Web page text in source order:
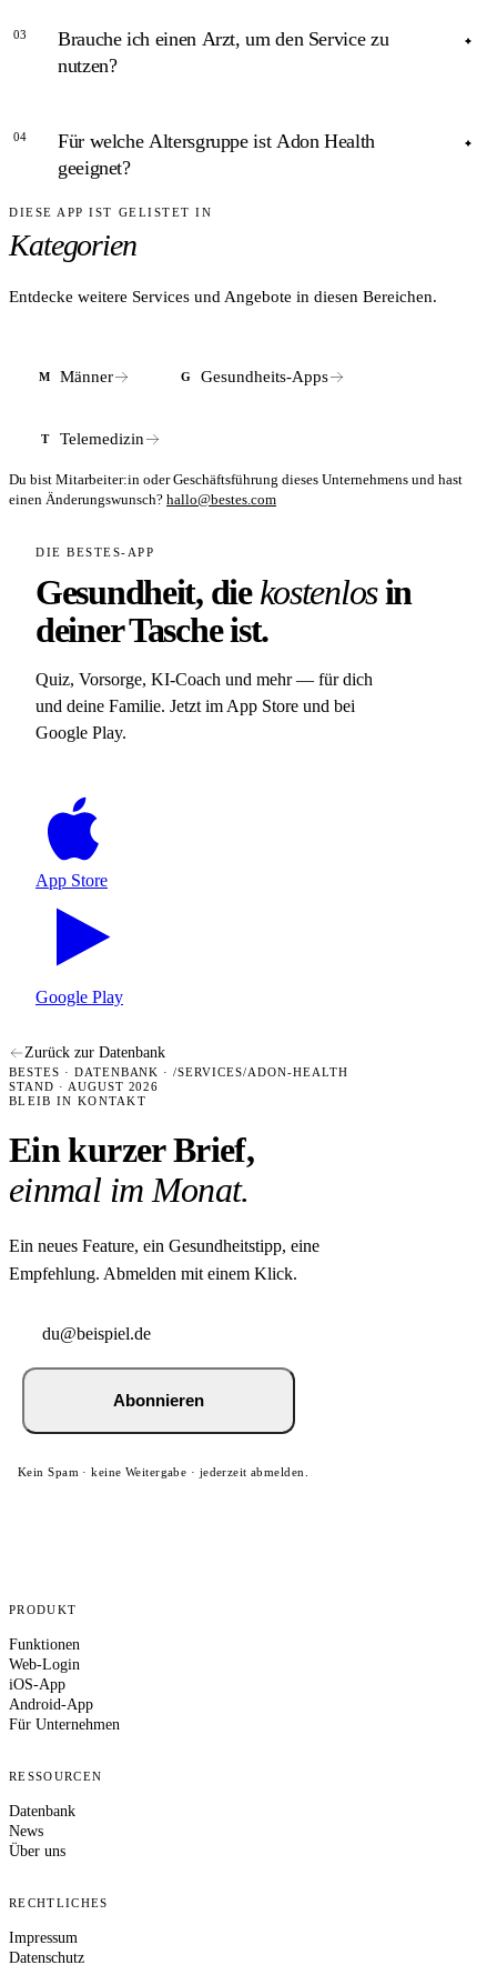
In der Regel nein. Adon Health ist eine privatärztliche
Leistung und wird von gesetzlichen Krankenkassen nicht
03
Brauche ich einen Arzt, um den Service zu
nutzen?
Kein Vorab-Termin beim Arzt nötig. Nach dem Labortest
folgt automatisch eine Konsultation mit einem Adon-Health-
04
Für welche Altersgruppe ist Adon Health
geeignet?
ANTWORT
Der Service richtet sich an erwachsene Männer (18+), die
abklären möchten.
DIESE APP IST GELISTET IN
Kategorien
Entdecke weitere Services und Angebote in diesen Bereichen.
M Männer G Gesundheits-Apps
T Telemedizin
Du bist Mitarbeiter:in oder Geschäftsführung dieses Unternehmens und hast
einen Änderungswunsch? hallo@bestes.com
DIE BESTES-APP
Gesundheit, diekostenlosin
deiner Tasche ist.
Quiz, Vorsorge, KI-Coach und mehr — für dich
und deine Familie. Jetzt im App Store und bei
Google Play.
App Store
Google Play
Zurück zur Datenbank
BESTES · DATENBANK · /SERVICES/ADON-HEALTH
STAND · AUGUST 2026
BLEIB IN KONTAKT
Ein kurzer Brief,
einmal im Monat.
Ein neues Feature, ein Gesundheitstipp, eine
Empfehlung. Abmelden mit einem Klick.
Abonnieren
Kein Spam · keine Weitergabe · jederzeit abmelden.
PRODUKT
Funktionen
Web-Login
iOS-App
Android-App
Für Unternehmen
RESSOURCEN
Datenbank
News
Über uns
RECHTLICHES
Impressum
Datenschutz